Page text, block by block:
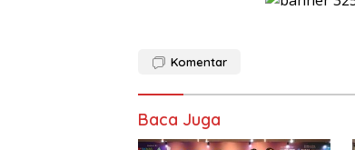
Komentar
Baca Juga